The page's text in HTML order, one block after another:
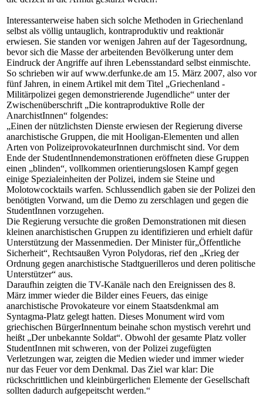
Interessanterweise haben sich solche Methoden in Griechenland
selbst als völlig untauglich, kontraproduktiv und reaktionär
erwiesen. Sie standen vor wenigen Jahren auf der Tagesordnung,
bevor sich die Masse der arbeitenden Bevölkerung unter dem
Eindruck der Angriffe auf ihren Lebensstandard selbst einmischte.
So schrieben wir auf www.derfunke.de am 15. März 2007, also vor
fünf Jahren, in einem Artikel mit dem Titel „Griechenland -
Militärpolizei gegen demonstrierende Jugendliche“ unter der
Zwischenüberschrift „Die kontraproduktive Rolle der
AnarchistInnen“ folgendes:
„Einen der nützlichsten Dienste erwiesen der Regierung diverse
anarchistische Gruppen, die mit Hooligan-Elementen und allen
Arten von PolizeiprovokateurInnen durchmischt sind. Vor dem
Ende der StudentInnendemonstrationen eröffneten diese Gruppen
einen „blinden“, vollkommen orientierungslosen Kampf gegen
einige Spezialeinheiten der Polizei, indem sie Steine und
Molotowcocktails warfen. Schlussendlich gaben sie der Polizei den
benötigten Vorwand, um die Demo zu zerschlagen und gegen die
StudentInnen vorzugehen.
Die Regierung versuchte die großen Demonstrationen mit diesen
kleinen anarchistischen Gruppen zu identifizieren und erhielt dafür
Unterstützung der Massenmedien. Der Minister für„Öffentliche
Sicherheit“, Rechtsaußen Vyron Polydoras, rief den „Krieg der
Ordnung gegen anarchistische Stadtguerilleros und deren politische
Unterstützer“ aus.
Daraufhin zeigten die TV-Kanäle nach den Ereignissen des 8.
März immer wieder die Bilder eines Feuers, das einige
anarchistische Provokateure vor einem Staatsdenkmal am
Syntagma-Platz gelegt hatten. Dieses Monument wird vom
griechischen BürgerInnentum beinahe schon mystisch verehrt und
heißt „Der unbekannte Soldat“. Obwohl der gesamte Platz voller
StudentInnen mit schweren, von der Polizei zugefügten
Verletzungen war, zeigten die Medien wieder und immer wieder
nur das Feuer vor dem Denkmal. Das Ziel war klar: Die
rückschrittlichen und kleinbürgerlichen Elemente der Gesellschaft
sollten dadurch aufgepeitscht werden.“